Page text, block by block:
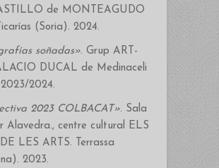
de MONTEAGUDO
(Soria). 2024.
soñadas». Grup ART-
DUCAL de Medinaceli
2024.
2023 COLBACAT». Sala
Alavedra., centre cultural ELS
LES ARTS. Terrassa
2023.